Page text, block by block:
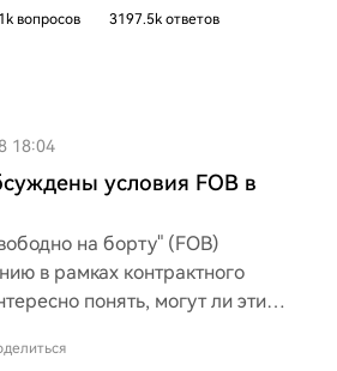
вопросов 3197.5k ответов
18:04
условия FOB в
на борту" (FOB)
в рамках контрактного
понять, могут ли эти
и